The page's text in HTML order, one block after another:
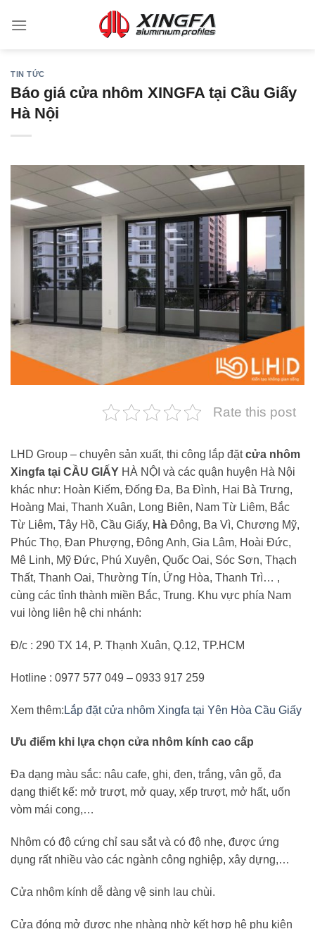
TIN TỨC
Báo giá cửa nhôm XINGFA tại Cầu Giấy
Hà Nội
Rate this post
LHD Group – chuyên sản xuất, thi công lắp đặtcửa nhôm
Xingfa tại CẦU GIẤY HÀ NỘI và các quận huyện Hà Nội
khác như: Hoàn Kiếm, Đống Đa, Ba Đình, Hai Bà Trưng,
Hoàng Mai, Thanh Xuân, Long Biên, Nam Từ Liêm, Bắc
Từ Liêm, Tây Hồ, Cầu Giấy, Hà Đông, Ba Vì, Chương Mỹ,
Phúc Thọ, Đan Phượng, Đông Anh, Gia Lâm, Hoài Đức,
Mê Linh, Mỹ Đức, Phú Xuyên, Quốc Oai, Sóc Sơn, Thạch
Thất, Thanh Oai, Thường Tín, Ứng Hòa, Thanh Trì… ,
cùng các tỉnh thành miền Bắc, Trung. Khu vực phía Nam
vui lòng liên hệ chi nhánh:
Đ/c : 290 TX 14, P. Thạnh Xuân, Q.12, TP.HCM
Hotline : 0977 577 049 – 0933 917 259
Xem thêm: Lắp đặt cửa nhôm Xingfa tại Yên Hòa Cầu Giấy
Ưu điểm khi lựa chọn cửa nhôm kính cao cấp
Đa dạng màu sắc: nâu cafe, ghi, đen, trắng, vân gỗ, đa
dạng thiết kế: mở trượt, mở quay, xếp trượt, mở hất, uốn
vòm mái cong,…
Nhôm có độ cứng chỉ sau sắt và có độ nhẹ, được ứng
dụng rất nhiều vào các ngành công nghiệp, xây dựng,…
Cửa nhôm kính dễ dàng vệ sinh lau chùi.
Cửa đóng mở được nhẹ nhàng nhờ kết hợp hệ phụ kiện